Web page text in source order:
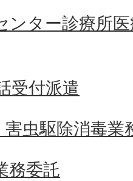
ンター診療所
受付派遣
虫駆除消毒業
務委託